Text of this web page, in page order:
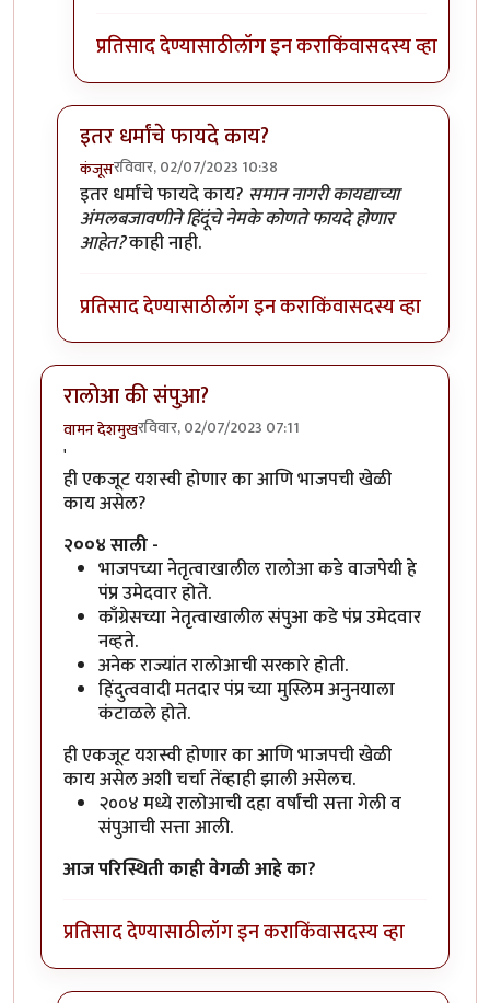
प्रतिसाद देण्यासाठीलॉग इन कराकिंवासदस्य व्हा
इतर धर्मांचे फायदे काय?
कंजूसरविवार, 02/07/2023 10:38
In reply toसनाकाचा फायदा काय आहे?byवामन देशमुख
इतर धर्मांचे फायदे काय? समान नागरी कायद्याच्या
अंमलबजावणीने हिंदूंचे नेमके कोणते फायदे होणार
आहेत?काही नाही.
प्रतिसाद देण्यासाठीलॉग इन कराकिंवासदस्य व्हा
रालोआ की संपुआ?
वामन देशमुखरविवार, 02/07/2023 07:11
'
ही एकजूट यशस्वी होणार का आणि भाजपची खेळी
काय असेल?
२००४ साली -
भाजपच्या नेतृत्वाखालील रालोआ कडे वाजपेयी हे
पंप्र उमेदवार होते.
काँग्रेसच्या नेतृत्वाखालील संपुआ कडे पंप्र उमेदवार
नव्हते.
अनेक राज्यांत रालोआची सरकारे होती.
हिंदुत्ववादी मतदार पंप्र च्या मुस्लिम अनुनयाला
कंटाळले होते.
ही एकजूट यशस्वी होणार का आणि भाजपची खेळी
काय असेल अशी चर्चा तेंव्हाही झाली असेलच.
२००४ मध्ये रालोआची दहा वर्षांची सत्ता गेली व
संपुआची सत्ता आली.
आज परिस्थिती काही वेगळी आहे का?
प्रतिसाद देण्यासाठीलॉग इन कराकिंवासदस्य व्हा